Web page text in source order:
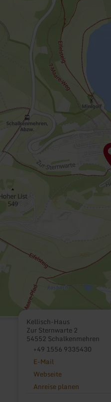
Kellisch-Haus
Zur Sternwarte 2
54552 Schalkenmehren
+49 1556 9335430
E-Mail
Webseite
Anreise planen